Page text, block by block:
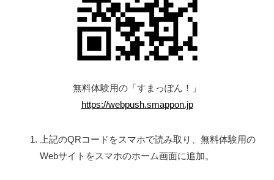
無料体験用の「すまっぽん！」
https://webpush.smappon.jp
上記のQRコードをスマホで読み取り、無料体験用の
Webサイトをスマホのホーム画面に追加。